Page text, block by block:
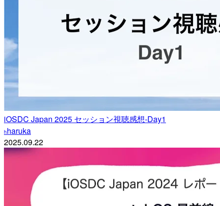
iOSDC Japan 2025 セッション視聴感想-Day1
hharuka
2025.09.22